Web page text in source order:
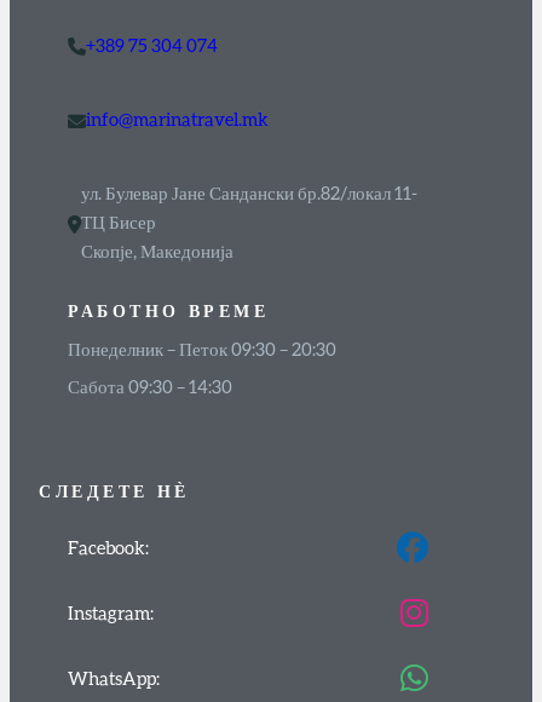
+389 75 304 074
info@marinatravel.mk
ул. Булевар Јане Сандански бр.82/локал 11-
ТЦ Бисер
Скопје, Македонија
РАБОТНО ВРЕМЕ
Понеделник – Петок 09:30 – 20:30
Сабота 09:30 – 14:30
СЛЕДЕТЕ НЀ
Facebook:
Instagram:
WhatsApp: